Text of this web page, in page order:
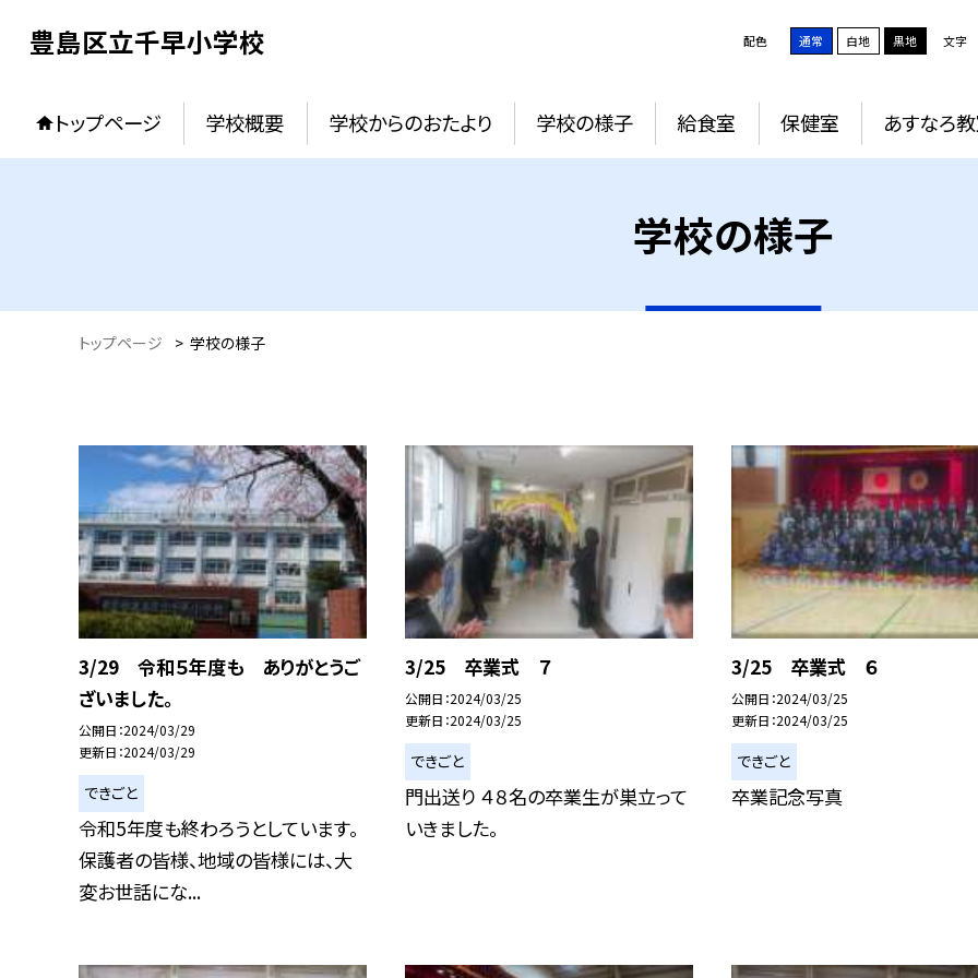
豊島区立千早小学校 配色 通常 白地 黒地 文字
トップページ 学校概要 学校からのおたより 学校の様子 給食室 保健室 あすなろ
学校の様子
トップページ > 学校の様子
3/29 令和５年度も ありがとうご
ざいました。
公開日 2024/03/29
更新日 2024/03/29
できごと
令和5年度も終わろうとしています。
保護者の皆様、地域の皆様には、大
変お世話にな...
3/25 卒業式 ７
公開日 2024/03/25
更新日 2024/03/25
できごと
門出送り ４８名の卒業生が巣立って
いきました。
3/25 卒業式 ６
公開日 2024/03/25
更新日 2024/03/25
できごと
卒業記念写真